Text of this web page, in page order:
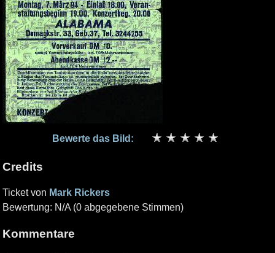
Bewerte das Bild:
Credits
Ticket von Mark Rickers
Bewertung: N/A (0 abgegebene Stimmen)
Kommentare